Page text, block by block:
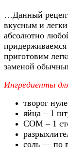
…Данный рецепт
вкусным и
абсолютно
придерживаемся
приготовим
заменой
Ингредиенты
творог
яйца – 1
СОМ – 1
соль — по